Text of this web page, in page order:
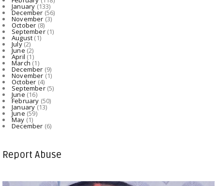
January(133)
December (56)
November (3)
October (8)
September(1)
August (1)
July(2)
June(2)
April (1)
March (1)
December (9)
November (1)
October (4)
September(5)
June (16)
February (50)
January(13)
June (59)
May (1)
December (6)
Report Abuse